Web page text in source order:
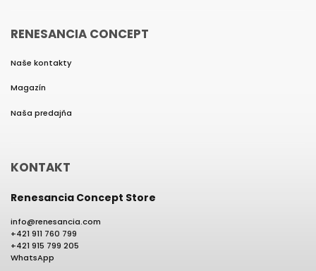
RENESANCIA CONCEPT
Naše kontakty
Magazín
Naša predajňa
KONTAKT
Renesancia Concept Store
info@renesancia.com
+421 911 760 799
+421 915 799 205
WhatsApp